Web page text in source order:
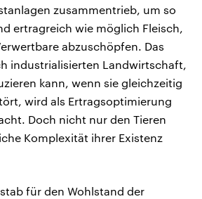
zusammentrieb, um so
ertragreich wie möglich Fleisch,
abzuschöpfen. Das
industrialisierten Landwirtschaft,
kann, wenn sie gleichzeitig
wird als Ertragsoptimierung
Doch nicht nur den Tieren
Komplexität ihrer Existenz
für den Wohlstand der